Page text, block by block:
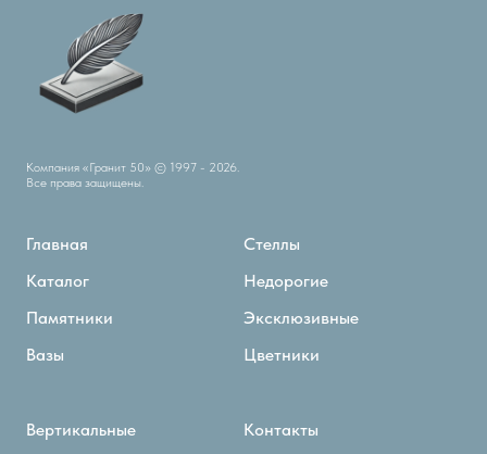
Компания «Гранит 50» © 1997 - 2026.
Все права защищены.
Главная
Каталог
Памятники
Вазы
Стеллы
Недорогие
Эксклюзивные
Цветники
Вертикальные
Контакты